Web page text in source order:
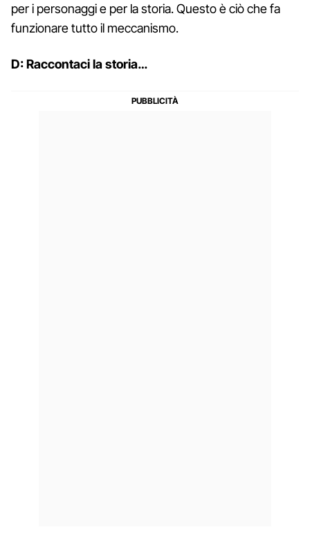
per i personaggi e per la storia. Questo è ciò che fa
funzionare tutto il meccanismo.
D: Raccontaci la storia…